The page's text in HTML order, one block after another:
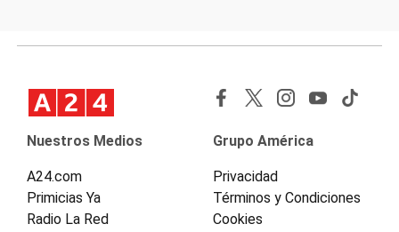
Nuestros Medios
A24.com
Primicias Ya
Radio La Red
Grupo América
Privacidad
Términos y Condiciones
Cookies